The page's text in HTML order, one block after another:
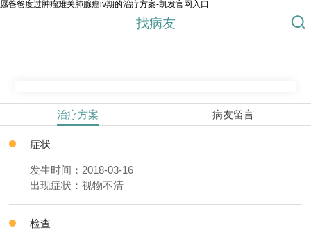
愿爸爸度过肿瘤难关肺腺癌iv期的治疗方案-凯发官网入口
找病友
治疗方案 病友留言
症状
发生时间：2018-03-16
出现症状：视物不清
检查